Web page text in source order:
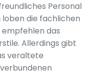
Personal
loben die fachlichen
das
Allerdings gibt
veraltete